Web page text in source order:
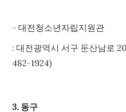
- 대전청소년자립지원관
: 대전광역시 서구 둔산남로
482-1924)
3. 동구